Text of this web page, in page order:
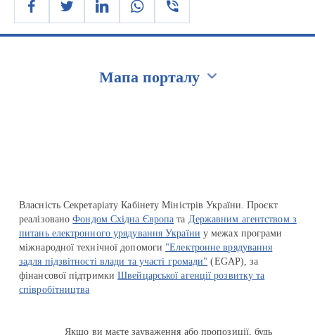
Мапа порталу
Власність Секретаріату Кабінету Міністрів України. Проєкт
реалізованоФондом Східна Європа та Державним агентством з
питань електронного урядування України у межах програми
міжнародної технічної допомоги "Електронне врядування
задля підзвітності влади та участі громади" (EGAP), за
фінансової підтримкиШвейцарської агенції розвитку та
співробітництва
Якщо ви маєте зауваження або пропозиції, будь